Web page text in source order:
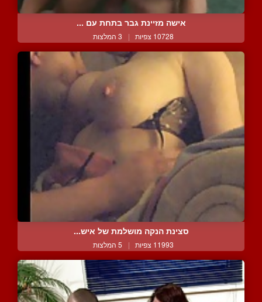
אישה מזיינת גבר בתחת עם ...
10728 צפיות | 3 המלצות
סצינת הנקה מושלמת של איש...
11993 צפיות | 5 המלצות